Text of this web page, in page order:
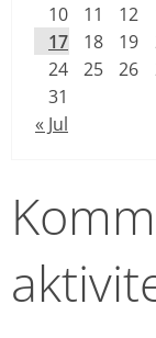
10
11 12
17
18 19
24
25 26
31
« Jul